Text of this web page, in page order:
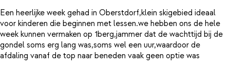
Een heerlijke week gehad in Oberstdorf,klein skigebied ideaal
voor kinderen die beginnen met lessen.we hebben ons de hele
week kunnen vermaken op 1berg,jammer dat de wachttijd bij de
gondel soms erg lang was,soms wel een uur,waardoor de